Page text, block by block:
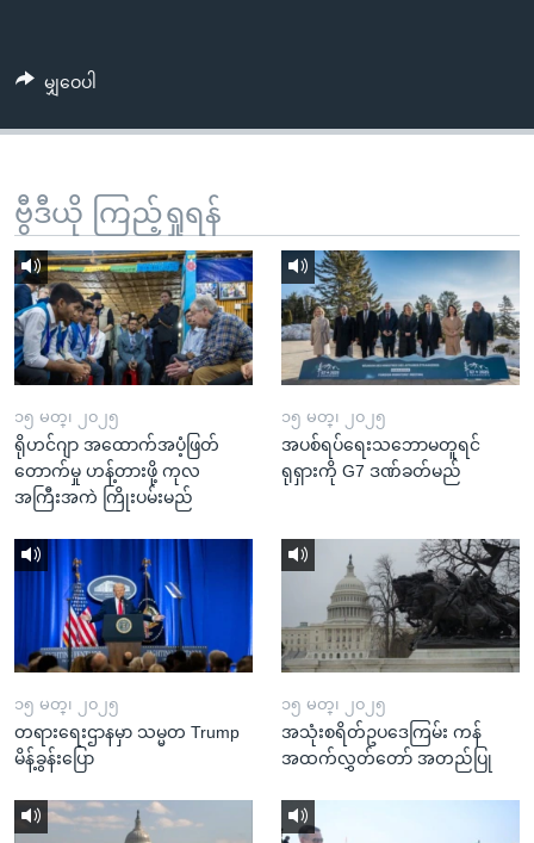
သို့
မျှဝေပါ
ဗွီဒီယို ကြည့်ရှုရန်
၁၅ မတ္၊ ၂၀၂၅
ရိုဟင်ဂျာ အထောက်အပံ့ဖြတ်
တောက်မှု ဟန့်တားဖို့ ကုလ
အကြီးအကဲ ကြိုးပမ်းမည်
၁၅ မတ္၊ ၂၀၂၅
အပစ်ရပ်ရေးသဘောမတူရင်
ရုရှားကို G7 ဒဏ်ခတ်မည်
၁၅ မတ္၊ ၂၀၂၅
တရားရေးဌာနမှာ သမ္မတ Trump
မိန့်ခွန်းပြော
၁၅ မတ္၊ ၂၀၂၅
အသုံးစရိတ်ဥပဒေကြမ်း ကန်
အထက်လွှတ်တော် အတည်ပြု